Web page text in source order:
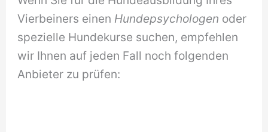
Vierbeiners einen Hundepsychologen oder
spezielle Hundekurse suchen, empfehlen
wir Ihnen auf jeden Fall noch folgenden
Anbieter zu prüfen: